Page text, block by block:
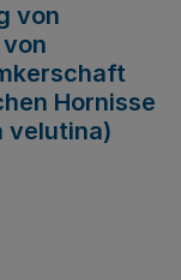
von
Hornisse
velutina)